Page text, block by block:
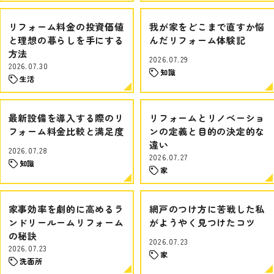
リフォーム料金の投資価値
と理想の暮らしを手にする
方法
2026.07.30
生活
我が家をどこまで直すか悩
んだリフォーム体験記
2026.07.29
知識
最新設備を導入する際のリ
フォーム料金比較と満足度
2026.07.28
知識
リフォームとリノベーショ
ンの定義と目的の決定的な
違い
2026.07.27
家
家事効率を劇的に高めるラ
ンドリールームリフォーム
の秘訣
2026.07.23
洗面所
網戸のつけ方に苦戦した私
がようやく見つけたコツ
2026.07.23
家